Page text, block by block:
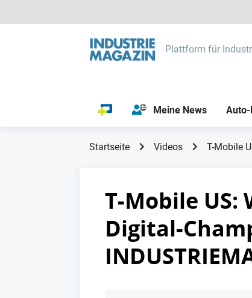
Plattform für
Meine News
Startseite Videos T-Mobile
T-Mobile
Digital-